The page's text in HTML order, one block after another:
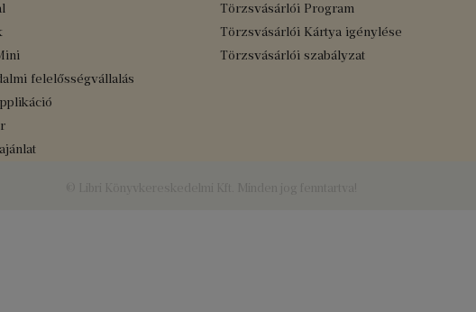
felelősségvállalás
Törzsvásárlói Program
Törzsvásárlói Kártya igénylése
Törzsvásárlói szabályzat